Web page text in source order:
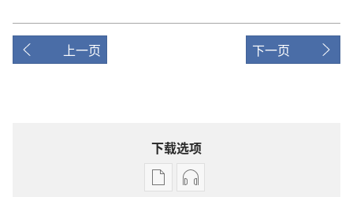
上一页 下一页
下载选项
出
音